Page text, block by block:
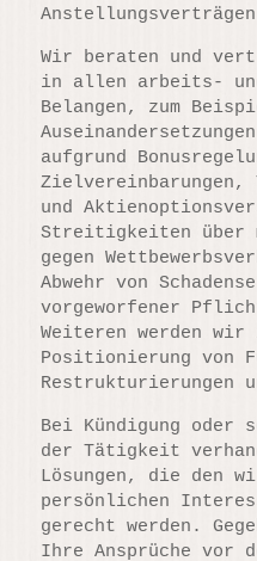
Wir beraten und
in allen arbeits-
Belangen, zum
aufgrund
Zielvereinbarungen,
und
Streitigkeiten über
gegen
Abwehr von
vorgeworfener
Weiteren werden
Positionierung von
Restrukturierungen
Bei Kündigung oder
der Tätigkeit
Lösungen, die den
persönlichen
gerecht werden.
Ihre Ansprüche vor